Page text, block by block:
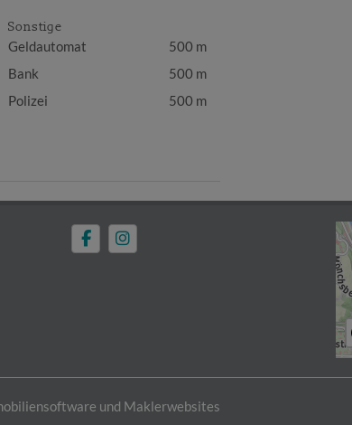
Sonstige
Geldautomat
500 m
Bank
500 m
Polizei
500 m
und Maklerwebsites